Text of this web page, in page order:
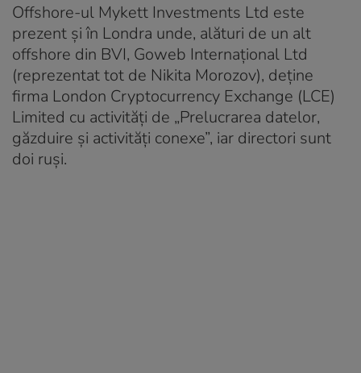
Offshore-ul Mykett Investments Ltd este
prezent și în Londra unde, alături de un alt
offshore din BVI, Goweb Internațional Ltd
(reprezentat tot de Nikita Morozov), deține
firma London Cryptocurrency Exchange (LCE)
Limited cu activități de „Prelucrarea datelor,
găzduire și activități conexe”, iar directori sunt
doi ruși.